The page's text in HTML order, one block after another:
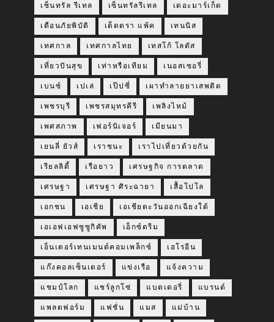
เซ็นทรัล รีเทล เซ็นทรัลรีเทล เดอะมาร์เก็ต
เตือนภัยพิบัติ เต็ดตรา แพ้ค เทนนิส
เทศกาล เทศกาลไทย เทสโก้ โลตัส
เที่ยวปันสุข เท่าหรือเทียม เนอสเซอรี่
เบนซ์ เปเล่ เป๊ปซี่ เผาทำลายยาเสพติด
เพชรบุรี เพชรสมุทรคีรี เพลิงไหม้
เพศสภาพ เฟอร์นิเจอร์ เมียนมา
เยนลี่ ยัวส์ เราชนะ เราไปเที่ยวด้วยกัน
เรียลลิตี้ เรือยาว เศรษฐกิจ การตลาด
เศรษฐา เศรษฐา ศิระฉายา เสื้อโปโล
เอกชน เอเชีย เอเชียตะวันออกเฉียงใต้
เอเอฟเอฟซูซูกิคัพ เอ็กซ์ตรีม
เอ็นเตอร์เทนเมนต์คอมเพล็กซ์ เฮโรอีน
แก๊งคอลเซ็นเตอร์ แข่งเรือ แจ้งความ
แชมป์โลก แชร์ลูกโซ่ แบตเตอรี่ แบรนด์
แพลตฟอร์ม แฟชั่น แมส แม่บ้าน